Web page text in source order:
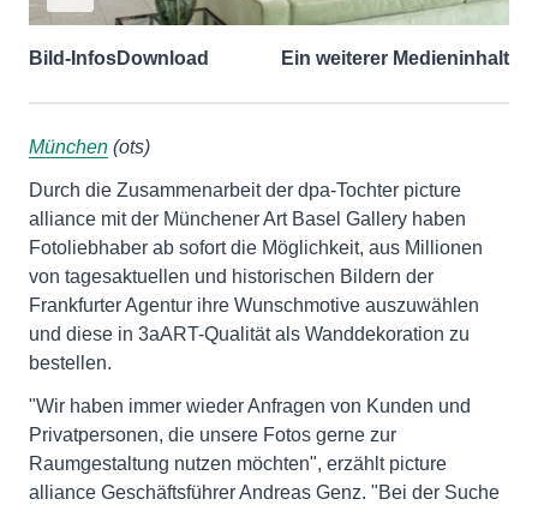
Bild-InfosDownload Ein weiterer Medieninhalt
München (ots)
Durch die Zusammenarbeit der dpa-Tochter picture
alliance mit der Münchener Art Basel Gallery haben
Fotoliebhaber ab sofort die Möglichkeit, aus Millionen
von tagesaktuellen und historischen Bildern der
Frankfurter Agentur ihre Wunschmotive auszuwählen
und diese in 3aART-Qualität als Wanddekoration zu
bestellen.
"Wir haben immer wieder Anfragen von Kunden und
Privatpersonen, die unsere Fotos gerne zur
Raumgestaltung nutzen möchten", erzählt picture
alliance Geschäftsführer Andreas Genz. "Bei der Suche